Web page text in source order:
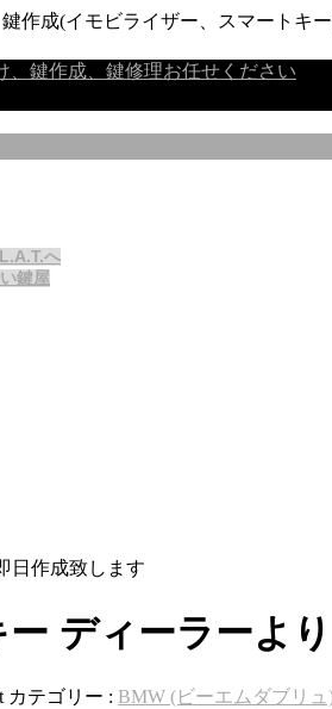
作成(イモビライザー、スマート
へ
鍵屋
日作成致します
ディーラーよ
カテゴリー : BMW (ビーエムダブリュ